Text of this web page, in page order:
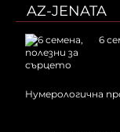
AZ-JENATA
6
Нумерологична